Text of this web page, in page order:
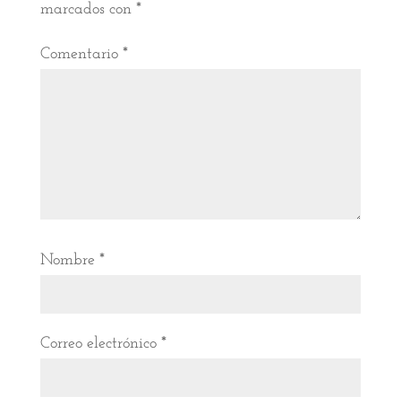
marcados con *
Comentario *
Nombre *
Correo electrónico *